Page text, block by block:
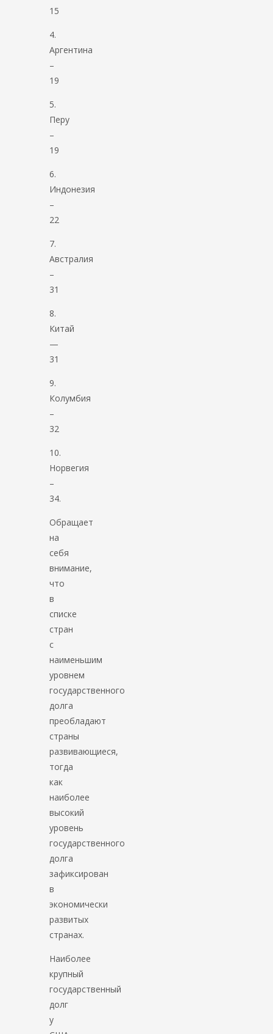
15
4.
Аргентина
–
19
5.
Перу
–
19
6.
Индонезия
–
22
7.
Австралия
–
31
8.
Китай
—
31
9.
Колумбия
–
32
10.
Норвегия
–
34.
Обращает
на
себя
внимание,
что
в
списке
стран
с
наименьшим
уровнем
государственного
долга
преобладают
страны
развивающиеся,
тогда
как
наиболее
высокий
уровень
государственного
долга
зафиксирован
в
экономически
развитых
странах.
Наиболее
крупный
государственный
долг
у